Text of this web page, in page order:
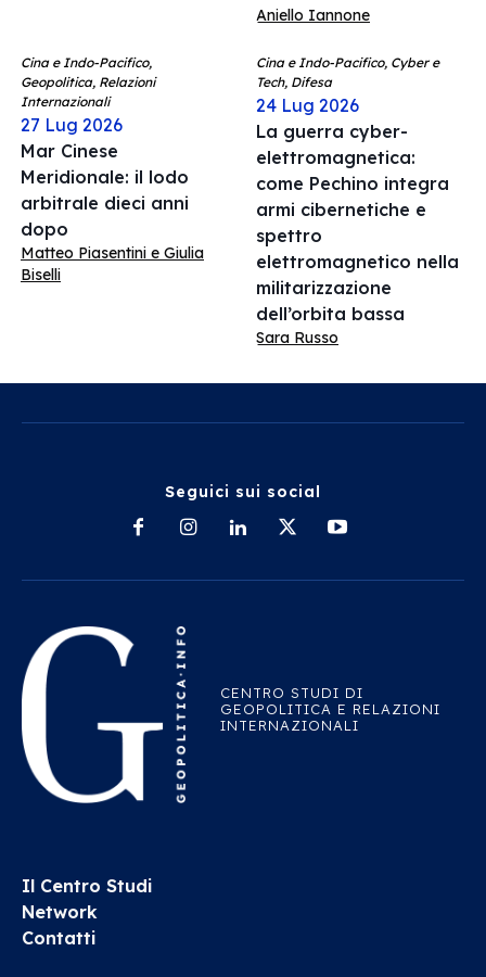
Aniello Iannone
Cina e Indo-Pacifico,
Geopolitica, Relazioni
Internazionali
27 Lug 2026
Mar Cinese
Meridionale: il lodo
arbitrale dieci anni
dopo
Matteo Piasentini e Giulia
Biselli
Cina e Indo-Pacifico, Cyber e
Tech, Difesa
24 Lug 2026
La guerra cyber-
elettromagnetica:
come Pechino integra
armi cibernetiche e
spettro
elettromagnetico nella
militarizzazione
dell’orbita bassa
Sara Russo
Seguici sui social
CENTRO STUDI DI
GEOPOLITICA E RELAZIONI
INTERNAZIONALI
Il Centro Studi
Network
Contatti